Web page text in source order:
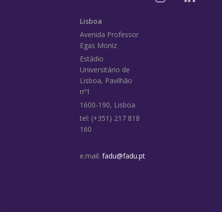
Lisboa
Avenida Professor
Egas Moniz
Estádio
Universitário de
Lisboa, Pavilhão
nº1
1600-190, Lisboa
tel: (+351) 217 818
160
e.mail: fadu@fadu.pt